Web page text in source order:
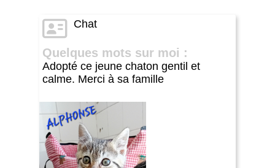
Chat
Quelques mots sur moi :
Adopté ce jeune chaton gentil et
calme. Merci à sa famille